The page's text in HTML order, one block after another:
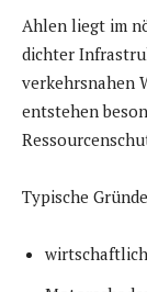
Ahlen liegt im
dichter
verkehrsnahen
entstehen
Typische